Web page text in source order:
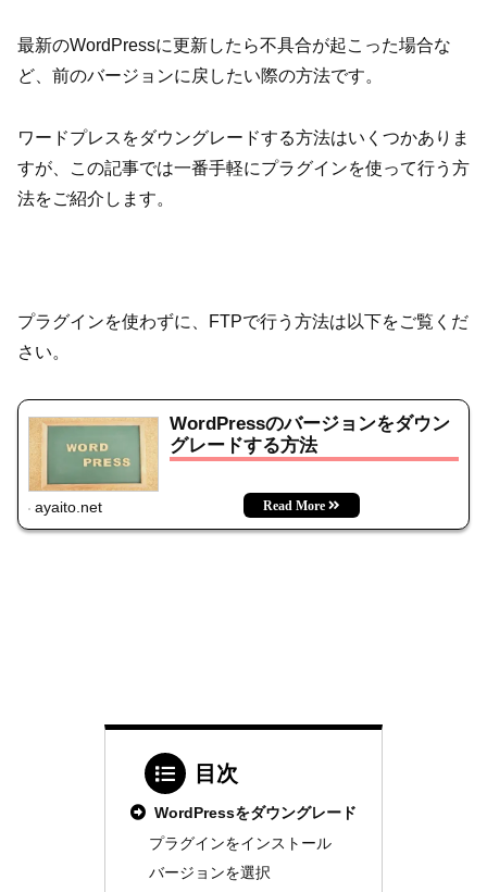
最新のWordPressに更新したら不具合が起こった場合な
ど、前のバージョンに戻したい際の方法です。
ワードプレスをダウングレードする方法はいくつかありま
すが、この記事では一番手軽にプラグインを使って行う方
法をご紹介します。
プラグインを使わずに、FTPで行う方法は以下をご覧くだ
さい。
WordPressのバージョンをダウン
グレードする方法
ayaito.net
目次
WordPressをダウングレード
プラグインをインストール
バージョンを選択